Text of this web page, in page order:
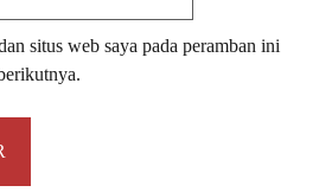
situs web saya pada peramban ini